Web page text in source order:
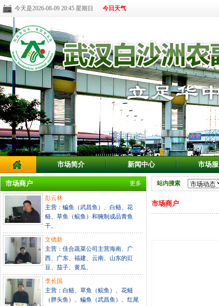
今天是2026-08-09 20:45 星期日 今日天气
市场简介 新闻中心 市场
市场商户 更多
彭云林
主营：鳊鱼（武昌鱼）、白鲢、花
鲢、草鱼（鲩鱼）和腌制成品青鱼
干。
文德新
主营：佳合蔬菜公司主营海南、广
西、广东、福建、云南、山东的豇
豆、茄子、黄瓜、
李长国
主营：白鲢、草鱼（鲩鱼）、花鲢
（胖头鱼）、鳊鱼（武昌鱼）、红尾
站内搜索
市场商户